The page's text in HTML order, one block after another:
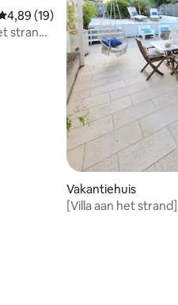
beoordeling van
4,89 (19)
strand
Vakantiehuis
[Villa aan het